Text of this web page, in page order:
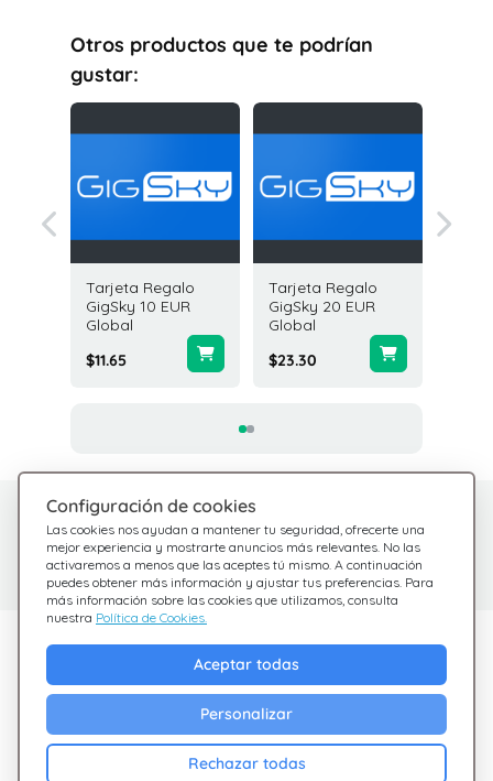
Otros productos que te podrían
gustar:
Tarjeta Regalo
GigSky 10 EUR
Global
$11.65
Tarjeta Regalo
GigSky 20 EUR
Global
$23.30
Configuración de cookies
Las cookies nos ayudan a mantener tu seguridad, ofrecerte una
mejor experiencia y mostrarte anuncios más relevantes. No las
activaremos a menos que las aceptes tú mismo. A continuación
puedes obtener más información y ajustar tus preferencias. Para
más información sobre las cookies que utilizamos, consulta
nuestra Política de Cookies.
Aceptar todas
Personalizar
Rechazar todas
¿Tienes dudas?
Estamos aquí para
ayudarte
Consulta nuestras
preguntas frecuentes
Descubre Giftsy
Ofertas
Cashback